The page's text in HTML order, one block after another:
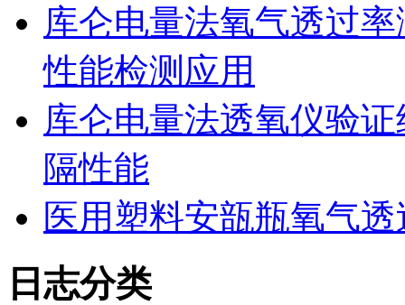
库仑电量法氧气透过
性能检测应用
库仑电量法透氧仪验
隔性能
医用塑料安瓿瓶氧气
日志分类